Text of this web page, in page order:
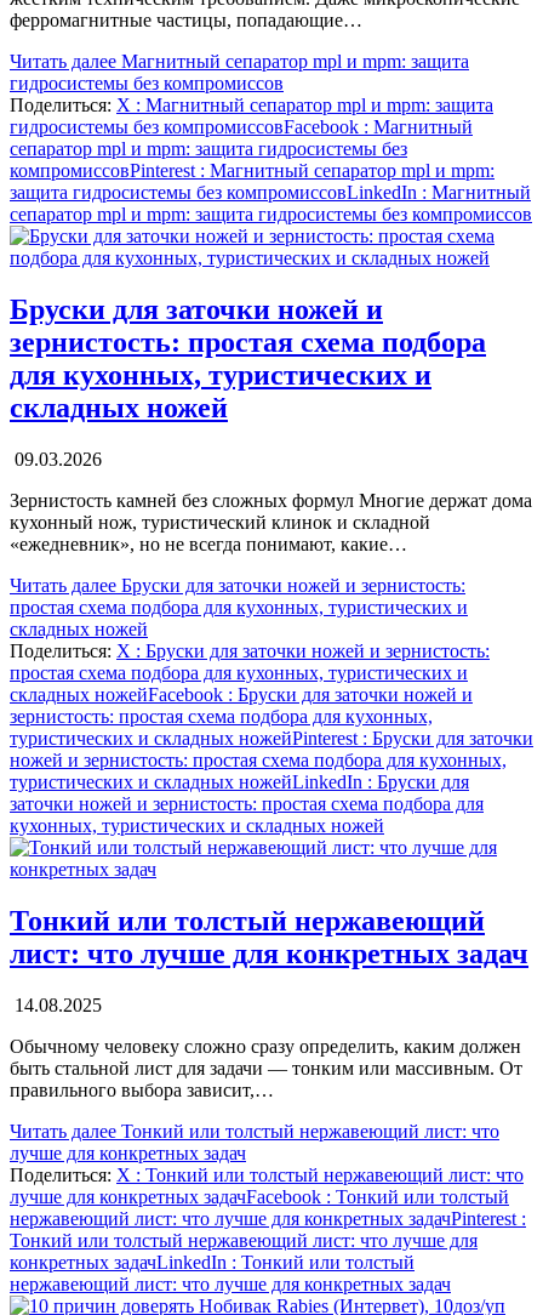
ферромагнитные частицы, попадающие…
Читать далее Магнитный сепаратор mpl и mpm: защита
гидросистемы без компромиссов
Поделиться: X : Магнитный сепаратор mpl и mpm: защита
гидросистемы без компромиссовFacebook : Магнитный
сепаратор mpl и mpm: защита гидросистемы без
компромиссовPinterest : Магнитный сепаратор mpl и mpm:
защита гидросистемы без компромиссовLinkedIn : Магнитный
сепаратор mpl и mpm: защита гидросистемы без компромиссов
Бруски для заточки ножей и
зернистость: простая схема подбора
для кухонных, туристических и
складных ножей
09.03.2026
Зернистость камней без сложных формул Многие держат дома
кухонный нож, туристический клинок и складной
«ежедневник», но не всегда понимают, какие…
Читать далее Бруски для заточки ножей и зернистость:
простая схема подбора для кухонных, туристических и
складных ножей
Поделиться: X : Бруски для заточки ножей и зернистость:
простая схема подбора для кухонных, туристических и
складных ножейFacebook : Бруски для заточки ножей и
зернистость: простая схема подбора для кухонных,
туристических и складных ножейPinterest : Бруски для заточки
ножей и зернистость: простая схема подбора для кухонных,
туристических и складных ножейLinkedIn : Бруски для
заточки ножей и зернистость: простая схема подбора для
кухонных, туристических и складных ножей
Тонкий или толстый нержавеющий
лист: что лучше для конкретных задач
14.08.2025
Обычному человеку сложно сразу определить, каким должен
быть стальной лист для задачи — тонким или массивным. От
правильного выбора зависит,…
Читать далее Тонкий или толстый нержавеющий лист: что
лучше для конкретных задач
Поделиться: X : Тонкий или толстый нержавеющий лист: что
лучше для конкретных задачFacebook : Тонкий или толстый
нержавеющий лист: что лучше для конкретных задачPinterest :
Тонкий или толстый нержавеющий лист: что лучше для
конкретных задачLinkedIn : Тонкий или толстый
нержавеющий лист: что лучше для конкретных задач